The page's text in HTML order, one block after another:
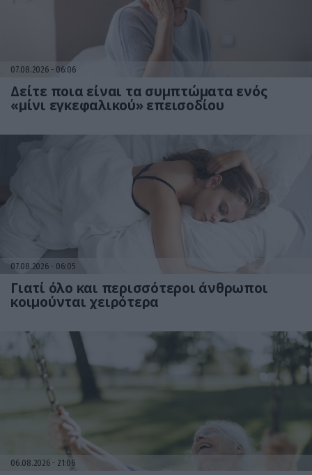
07.08.2026 06:06
Δείτε ποια είναι τα συμπτώματα ενός
«μίνι εγκεφαλικού» επεισοδίου
07.08.2026 06:05
Γιατί όλο και περισσότεροι άνθρωποι
κοιμούνται χειρότερα
06.08.2026 21:06